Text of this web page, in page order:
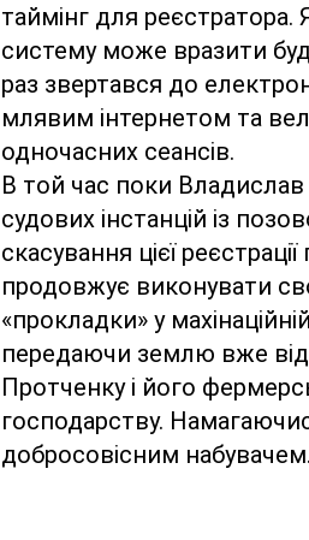
таймінг для реєстратора.
систему може вразити
раз звертався до
млявим інтернетом та
одночасних сеансів.
В той час поки
судових інстанцій із
скасування цієї
продовжує виконувати
«прокладки» у
передаючи землю вже
Протченку і його
господарству.
добросовісним набувачем.